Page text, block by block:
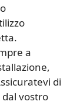
a
di
vostro